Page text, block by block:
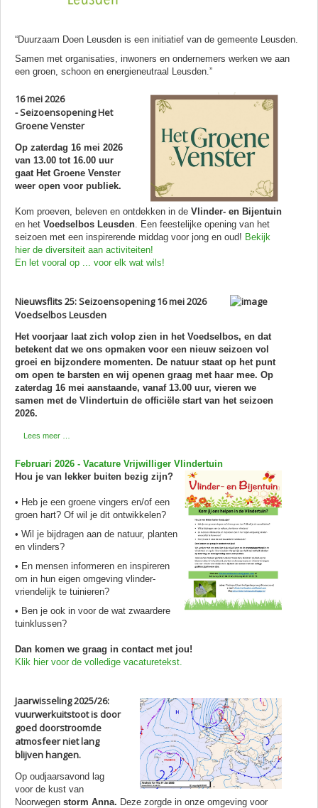
“Duurzaam Doen Leusden is een initiatief van de gemeente Leusden.
Samen met organisaties, inwoners en ondernemers werken we aan
een groen, schoon en energieneutraal Leusden.”
16 mei 2026
- Seizoensopening Het
Groene Venster
Op zaterdag 16 mei 2026
van 13.00 tot 16.00 uur
gaat Het Groene Venster
weer open voor publiek.
Kom proeven, beleven en ontdekken in de Vlinder- en Bijentuin
en het Voedselbos Leusden . Een feestelijke opening van het
seizoen met een inspirerende middag voor jong en oud! Bekijk
hier de diversiteit aan activiteiten!
En let vooral op ... voor elk wat wils!
Nieuwsflits 25: Seizoensopening 16 mei 2026
Voedselbos Leusden
Het voorjaar laat zich volop zien in het Voedselbos, en dat
betekent dat we ons opmaken voor een nieuw seizoen vol
groei en bijzondere momenten. De natuur staat op het punt
om open te barsten en wij openen graag met haar mee. Op
zaterdag 16 mei aanstaande, vanaf 13.00 uur, vieren we
samen met de Vlindertuin de officiële start van het seizoen
2026.
Lees meer …
Februari 2026 - Vacature Vrijwilliger Vlindertuin
Hou je van lekker buiten bezig zijn?
• Heb je een groene vingers en/of een
groen hart? Of wil je dit ontwikkelen?
• Wil je bijdragen aan de natuur, planten
en vlinders?
• En mensen informeren en inspireren
om in hun eigen omgeving vlinder-
vriendelijk te tuinieren?
• Ben je ook in voor de wat zwaardere
tuinklussen?
Dan komen we graag in contact met jou!
Klik hier voor de volledige vacaturetekst.
Jaarwisseling 2025/26:
vuurwerkuitstoot is door
goed doorstroomde
atmosfeer niet lang
blijven hangen.
Op oudjaarsavond lag
voor de kust van
Noorwegen storm Anna. Deze zorgde in onze omgeving voor